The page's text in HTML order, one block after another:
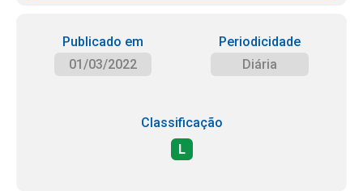
Publicado em
01/03/2022
Periodicidade
Diária
Classificação
L